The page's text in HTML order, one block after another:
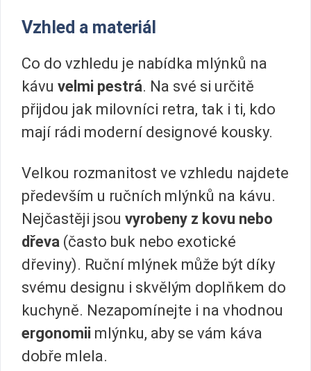
Vzhled a materiál
Co do vzhledu je nabídka mlýnků na
kávu velmi pestrá. Na své si určitě
přijdou jak milovníci retra, tak i ti, kdo
mají rádi moderní designové kousky.
Velkou rozmanitost ve vzhledu najdete
především u ručních mlýnků na kávu.
Nejčastěji jsou vyrobeny z kovu nebo
dřeva (často buk nebo exotické
dřeviny). Ruční mlýnek může být díky
svému designu i skvělým doplňkem do
kuchyně. Nezapomínejte i na vhodnou
ergonomii mlýnku, aby se vám káva
dobře mlela.